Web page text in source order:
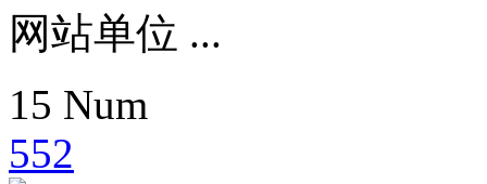
网站单位 ...
15 Num
552